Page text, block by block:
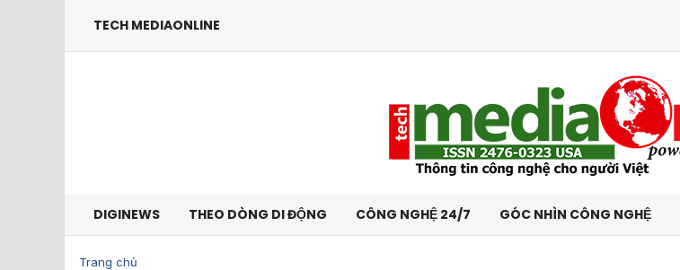
TECH MEDIAONLINE
DIGINEWS THEO DÒNG DI ĐỘNG CÔNG NGHỆ 24/7 GÓC NHÌN CÔNG NGHỆ
Trang chủ